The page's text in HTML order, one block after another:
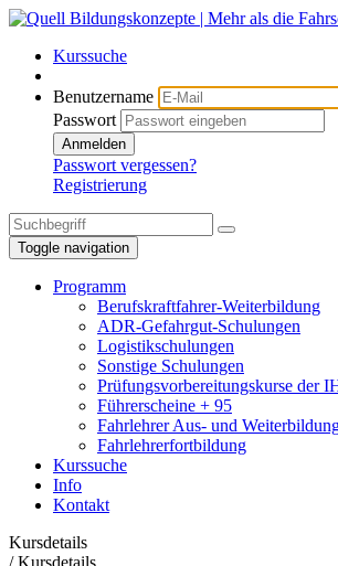
Kurssuche
Benutzername
Passwort
Anmelden
Passwort vergessen?
Registrierung
Toggle navigation
Programm
Berufskraftfahrer-Weiterbildung
ADR-Gefahrgut-Schulungen
Logistikschulungen
Sonstige Schulungen
Prüfungsvorbereitungskurse der
Führerscheine + 95
Fahrlehrer Aus- und
Fahrlehrerfortbildung
Kurssuche
Info
Kontakt
Kursdetails
/Kursdetails